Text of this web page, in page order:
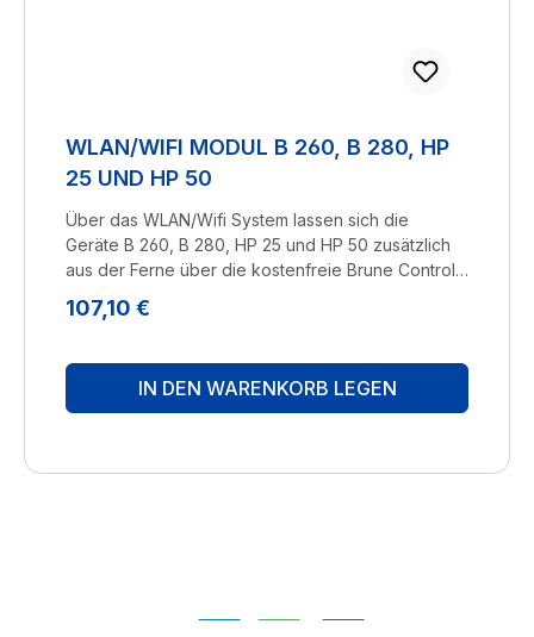
WLAN/WIFI MODUL B 260, B 280, HP
25 UND HP 50
Über das WLAN/Wifi System lassen sich die
Geräte B 260, B 280, HP 25 und HP 50 zusätzlich
aus der Ferne über die kostenfreie Brune Control
steuern.Mehr zu unserer Brune Control App finden
Proklima GmbH Schwarzacher Str. 13 D-74858
Aglasterhausen 06262-5454 mail@brune.info
Regulärer Preis:
107,10 €
IN DEN WARENKORB LEGEN